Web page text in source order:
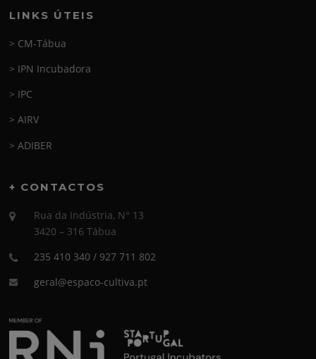
LINKS ÚTEIS
> CM-Tábua
> IPN Incubadora
> IPC
> AIRV
> ADIBER
+ CONTACTOS
Rua da Indústria, N° 13
3420 – 316 Tábua
235 410 340 / 927 711 802
geral@espaco-cultiva.pt